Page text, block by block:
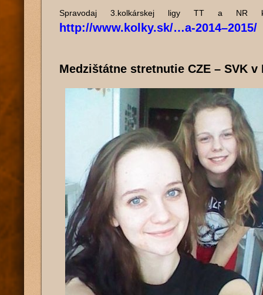
Spravodaj 3.kolkárskej ligy TT a NR
http://www.kolky.sk/…a-2014–2015/
Medzištátne stretnutie CZE – SVK v